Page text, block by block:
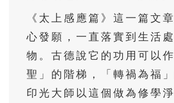
太上感應篇菁華#011 陳彩瓊老師
太上感應篇菁華#012 陳彩瓊老師
太上感應篇菁華#013 陳彩瓊老師
《太上感應篇》這一篇文
心發願，一直落實到生活
物。古德說它的功用可以
聖」的階梯，「轉禍為福」
印光大師以這個做為修學